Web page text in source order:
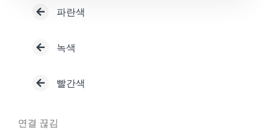
파란색
녹색
빨간색
연결 끊김